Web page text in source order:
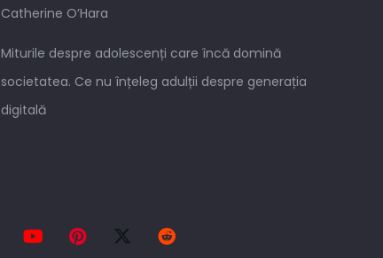
Catherine O’Hara
Miturile despre adolescenți care încă domină
societatea. Ce nu înțeleg adulții despre generația
digitală